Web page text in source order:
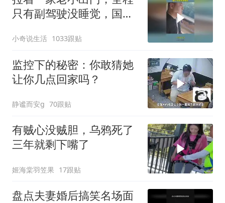
只有副驾驶没睡觉，国产
小奇说生活 1033跟贴
监控下的秘密：你敢猜她
让你几点回家吗？
静谧而安g 70跟贴
有贼心没贼胆，乌鸦死了
三年就剩下嘴了
姬海棠羽笠果 17跟贴
盘点夫妻婚后搞笑名场面